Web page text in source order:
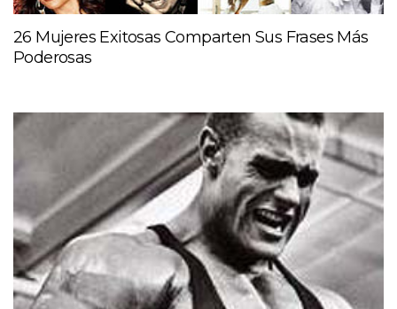
26 Mujeres Exitosas Comparten Sus Frases Más
Poderosas